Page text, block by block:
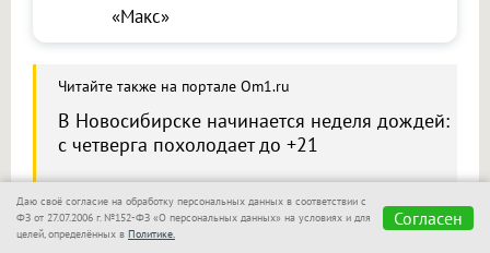
«Макс»
Читайте также на портале Om1.ru
В Новосибирске начинается неделя дождей:
с четверга похолодает до +21
Сообщить новость
Даю своё согласие на обработку персональных данных в соответствии с
ФЗ от 27.07.2006 г. №152-ФЗ «О персональных данных» на условиях и для
целей, определённых в Политике.
Согласен